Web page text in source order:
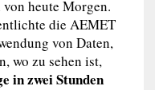
heute Morgen.
die AEMET
von Daten,
wo zu sehen ist,
in zwei Stunden